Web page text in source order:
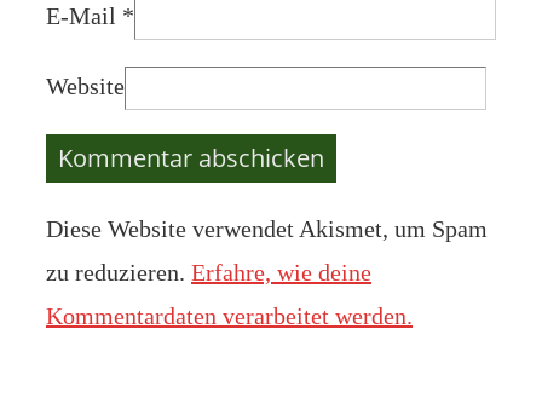
E-Mail *
Website
Diese Website verwendet Akismet, um Spam
zu reduzieren. Erfahre, wie deine
Kommentardaten verarbeitet werden.